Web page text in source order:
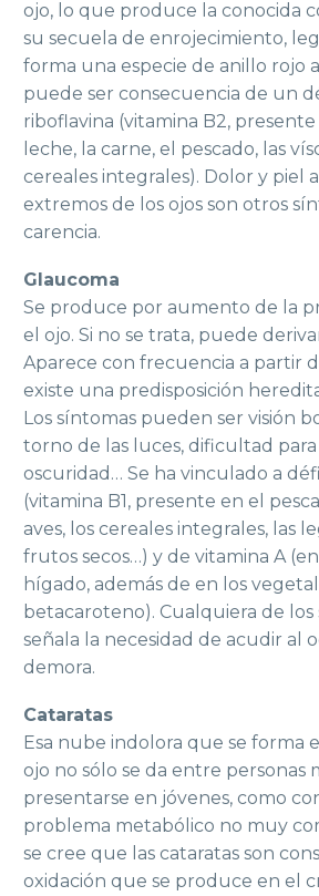
ojo, lo que produce la conocida
su secuela de enrojecimiento,
forma una especie de anillo rojo
puede ser consecuencia de un
riboflavina (vitamina B2,
leche, la carne, el pescado, las
cereales integrales). Dolor y piel
extremos de los ojos son otros
carencia.
Glaucoma
Se produce por aumento de la
el ojo. Si no se trata, puede
Aparece con frecuencia a partir
existe una predisposición
Los síntomas pueden ser visión
torno de las luces, dificultad
oscuridad… Se ha vinculado a
(vitamina B1, presente en el
aves, los cereales integrales, las
frutos secos…) y de vitamina A
hígado, además de en los
betacaroteno). Cualquiera de los
señala la necesidad de acudir al
demora.
Cataratas
Esa nube indolora que se forma
ojo no sólo se da entre personas
presentarse en jóvenes, como
problema metabólico no muy
se cree que las cataratas son
oxidación que se produce en el